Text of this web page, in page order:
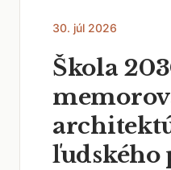
30. júl 2026
Škola
ľudského